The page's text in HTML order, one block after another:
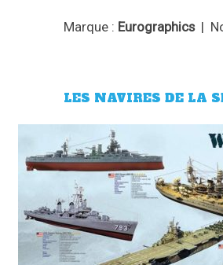
Marque : Eurographics|
LES NAVIRES DE LA